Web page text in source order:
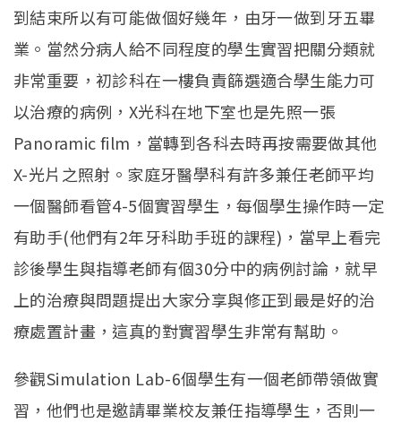
到結束所以有可能做個好幾年，由牙一做到牙五畢
業。當然分病人給不同程度的學生實習把關分類就
非常重要，初診科在一樓負責篩選適合學生能力可
以治療的病例，X光科在地下室也是先照一張
Panoramic film，當轉到各科去時再按需要做其他
X-光片之照射。家庭牙醫學科有許多兼任老師平均
一個醫師看管4-5個實習學生，每個學生操作時一定
有助手(他們有2年牙科助手班的課程)，當早上看完
診後學生與指導老師有個30分中的病例討論，就早
上的治療與問題提出大家分享與修正到最是好的治
療處置計畫，這真的對實習學生非常有幫助。
參觀Simulation Lab-6個學生有一個老師帶領做實
習，他們也是邀請畢業校友兼任指導學生，否則一